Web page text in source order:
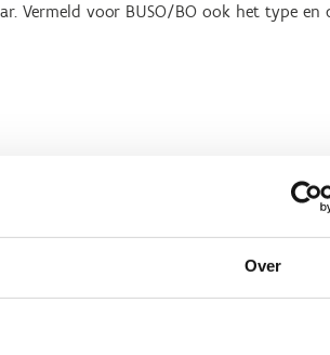
Over
Vermeld voor BUSO/BO ook het type en
OVSG vzw